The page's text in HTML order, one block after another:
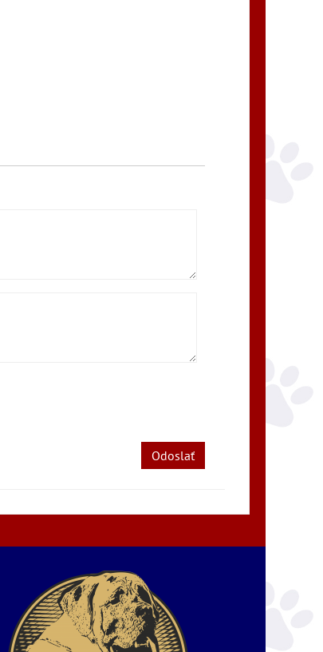
Odoslať